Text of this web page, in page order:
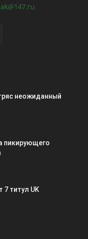
неожиданный
пикирующего
7 титул UK